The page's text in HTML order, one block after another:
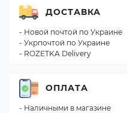
ДОСТАВКА
- Новой почтой по Украине
- Укрпочтой по Украине
- ROZETKA Delivery
ОПЛАТА
- Наличными в магазине